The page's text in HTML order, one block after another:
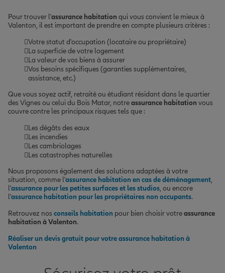
Pour trouver l'assurance habitation qui vous convient le mieux à
Valenton, il est important de prendre en compte plusieurs critères :
Votre statut d'occupation (locataire ou propriétaire)
La superficie de votre logement
La valeur de vos biens à assurer
Vos besoins spécifiques (garanties supplémentaires,
assistance, etc.)
Que vous soyez actif, retraité ou étudiant résidant dans le quartier
des Vignes ou celui du Bois Matar, notreassurance habitation vous
couvre contre les principaux risques tels que :
Les dégâts des eaux
Les incendies
Les cambriolages
Les catastrophes naturelles
Nous proposons également des solutions adaptées à votre
situation, comme l'assurance habitation en cas de déménagement,
l'assurance pour les petites surfaces et les studios, ou encore
l'assurance habitation pour les propriétaires non occupants.
Retrouvez nos conseils habitation pour bien choisir votreassurance
habitation à Valenton.
Réaliser un devis gratuit pour votre assurance habitation à
Valenton